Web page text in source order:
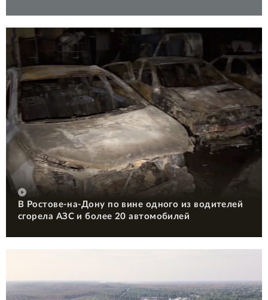
В Ростове-на-Дону по вине одного из водителей
сгорела АЗС и более 20 автомобилей